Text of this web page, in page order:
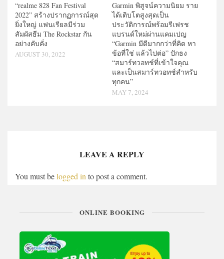
“realme 828 Fan Festival
2022” สร้างปรากฏการณ์สุด
ยิ่งใหญ่ แฟนเรียลมีร่วม
สัมผัสธีม The Rockstar กัน
อย่างคับคั่ง
AUGUST 30, 2022
Garmin พิสูจน์ความนิยม ราย
ได้เติบโตสูงสุดเป็น
ประวัติการณ์พร้อมรีเฟรช
แบรนด์ใหม่ผ่านแคมเปญ
“Garmin มีดีมากกว่าที่คิด หา
ข้อที่ใช่ แล้วไปต่อ” ปักธง
“สมาร์ทวอทช์ที่เข้าใจคุณ
และเป็นสมาร์ทวอทช์สำหรับ
ทุกคน”
MAY 7, 2024
LEAVE A REPLY
You must belogged in to post a comment.
ONLINE BOOKING